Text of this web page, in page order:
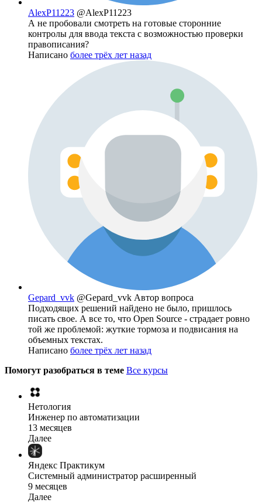
AlexP11223 @AlexP11223
А не пробовали смотреть на готовые сторонние
контролы для ввода текста с возможностью проверки
правописания?
Написано более трёх лет назад
Gepard_vvk @Gepard_vvk Автор вопроса
Подходящих решений найдено не было, пришлось
писать свое. А все то, что Open Source - страдает ровно
той же проблемой: жуткие тормоза и подвисания на
объемных текстах.
Написано более трёх лет назад
Помогут разобраться в теме Все курсы
Нетология
Инженер по автоматизации
13 месяцев
Далее
Яндекс Практикум
Системный администратор расширенный
9 месяцев
Далее